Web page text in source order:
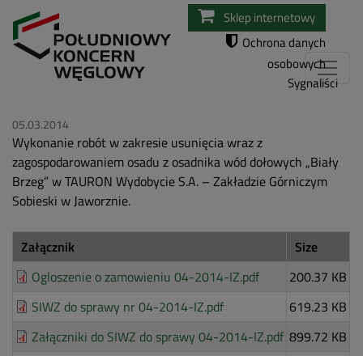
Przejdź
do
Sklep internetowy
Ochrona danych
osobowych
Sygnaliści
05.03.2014
Wykonanie robót w zakresie usunięcia wraz z
zagospodarowaniem osadu z osadnika wód dołowych „Biały
Brzeg” w TAURON Wydobycie S.A. – Zakładzie Górniczym
Sobieski w Jaworznie.
Załącznik
Size
Ogloszenie o zamowieniu 04-2014-IZ.pdf
200.37 KB
SIWZ do sprawy nr 04-2014-IZ.pdf
619.23 KB
Załączniki do SIWZ do sprawy 04-2014-IZ.pdf 899.72 KB